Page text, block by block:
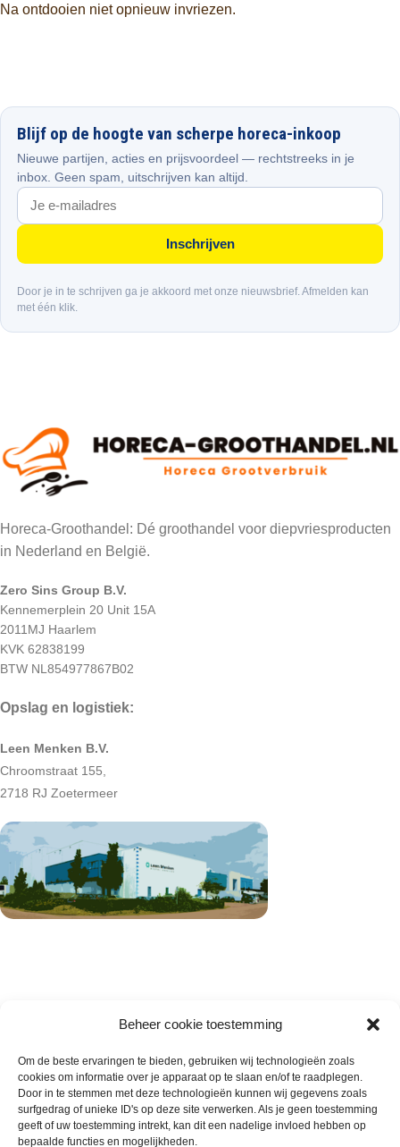
Beheer cookie toestemming
Om de beste ervaringen te bieden, gebruiken wij technologieën zoals
cookies om informatie over je apparaat op te slaan en/of te raadplegen.
Door in te stemmen met deze technologieën kunnen wij gegevens zoals
surfgedrag of unieke ID's op deze site verwerken. Als je geen toestemming
geeft of uw toestemming intrekt, kan dit een nadelige invloed hebben op
bepaalde functies en mogelijkheden.
Na ontdooien niet opnieuw invriezen.
Blijf op de hoogte van scherpe horeca-inkoop
Nieuwe partijen, acties en prijsvoordeel — rechtstreeks in je
inbox. Geen spam, uitschrijven kan altijd.
Inschrijven
Door je in te schrijven ga je akkoord met onze nieuwsbrief. Afmelden kan
met één klik.
Horeca-Groothandel: Dé groothandel voor diepvriesproducten
in Nederland en België.
Zero Sins Group B.V.
Kennemerplein 20 Unit 15A
2011MJ Haarlem
KVK 62838199
BTW NL854977867B02
Opslag en logistiek:
Leen Menken B.V.
Chroomstraat 155,
2718 RJ Zoetermeer
Wie zijn wij
Contact met onze inkoop
Klantenservice